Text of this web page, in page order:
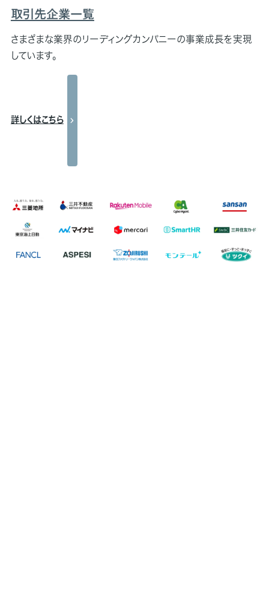
取引先企業一覧
さまざまな業界のリーディングカンパニーの事業成長を実現
しています。
詳しくはこちら